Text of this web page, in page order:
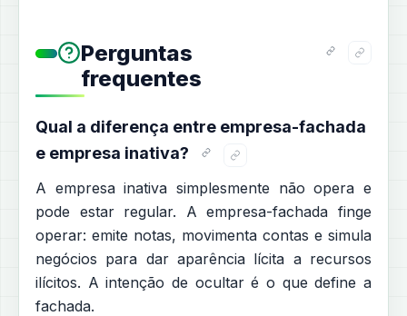
Perguntas
frequentes
Qual a diferença entre empresa-fachada
e empresa inativa?
A empresa inativa simplesmente não opera e
pode estar regular. A empresa-fachada finge
operar: emite notas, movimenta contas e simula
negócios para dar aparência lícita a recursos
ilícitos. A intenção de ocultar é o que define a
fachada.